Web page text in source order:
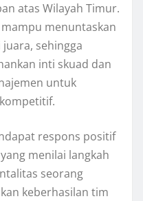
atas Wilayah Timur.
menuntaskan
sehingga
inti skuad dan
untuk
respons positif
menilai langkah
seorang
keberhasilan tim